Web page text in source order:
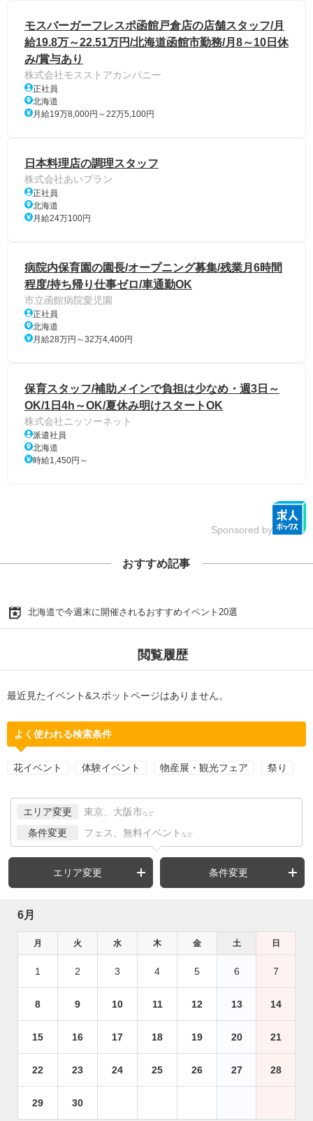
モスバーガーフレスポ函館戸倉店の店舗スタッフ/月
給19.8万～22.51万円/北海道函館市勤務/月8～10日休
み/賞与あり
株式会社モスストアカンパニー
正社員
北海道
月給19万8,000円～22万5,100円
日本料理店の調理スタッフ
株式会社あいプラン
正社員
北海道
月給24万100円
病院内保育園の園長/オープニング募集/残業月6時間
程度/持ち帰り仕事ゼロ/車通勤OK
市立函館病院愛児園
正社員
北海道
月給28万円～32万4,400円
保育スタッフ/補助メインで負担は少なめ・週3日～
OK/1日4h～OK/夏休み明けスタートOK
株式会社ニッソーネット
派遣社員
北海道
時給1,450円～
Sponsored by
おすすめ記事
北海道で今週末に開催されるおすすめイベント20選
閲覧履歴
最近見たイベント&スポットページはありません。
よく使われる検索条件
花イベント 体験イベント 物産展・観光フェア 祭り
エリア変更 東京、大阪市 など
条件変更 フェス、無料イベント など
エリア変更 条件変更
6月
月 火 水 木 金 土 日
1 2 3 4 5 6 7
8 9 10 11 12 13 14
15 16 17 18 19 20 21
22 23 24 25 26 27 28
29 30